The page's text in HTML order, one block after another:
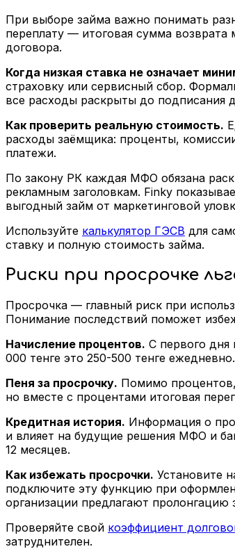
При выборе займа важно понимать
переплату — итоговая сумма
договора.
Когда низкая ставка не означает
страховку или сервисный сбор.
все расходы раскрыты до подписания
Как проверить реальную стоимость.
расходы заёмщика: проценты,
платежи.
По закону РК каждая МФО обязана
рекламным заголовкам. Finky
выгодный займ от маркетинговой
Используйте калькулятор ГЭСВ для
ставку и полную стоимость займа.
Риски при просрочке
Просрочка — главный риск при
Понимание последствий поможет
Начисление процентов. С первого
000 тенге это 250-500 тенге
Пеня за просрочку. Помимо
но вместе с процентами итоговая
Кредитная история. Информация о
и влияет на будущие решения МФО и
12 месяцев.
Как избежать просрочки. Установите
подключите эту функцию при
организации предлагают
Проверяйте свой коэффициент
затруднителен.